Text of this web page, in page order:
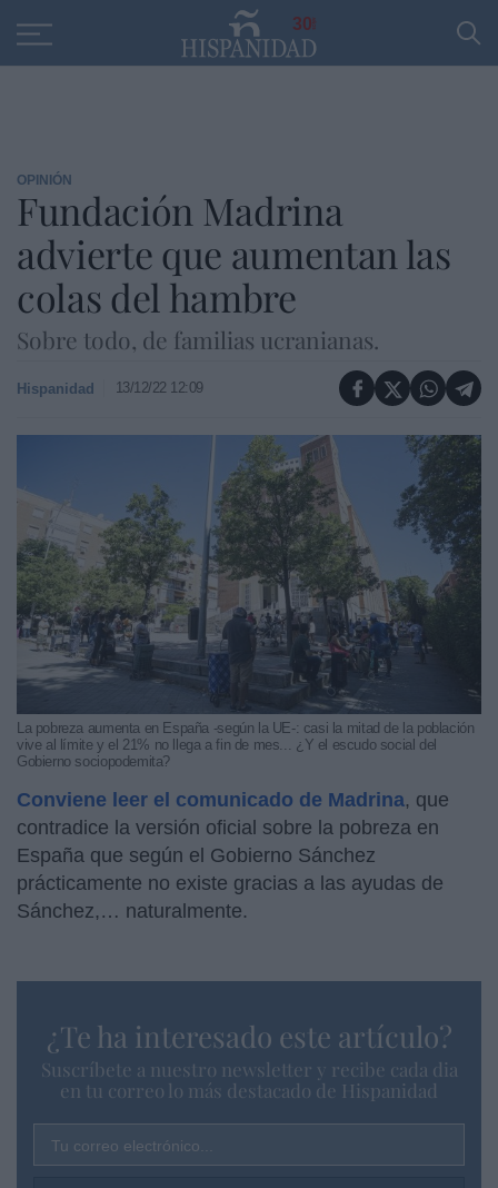
30
OPINIÓN
Fundación Madrina
advierte que aumentan las
colas del hambre
Sobre todo, de familias ucranianas.
Hispanidad 13/12/22 12:09
La pobreza aumenta en España -según la UE-: casi la mitad de la población
vive al límite y el 21% no llega a fin de mes... ¿Y el escudo social del
Gobierno sociopodemita?
Conviene leer el comunicado de Madrina, que
contradice la versión oficial sobre la pobreza en
España que según el Gobierno Sánchez
prácticamente no existe gracias a las ayudas de
Sánchez,… naturalmente.
¿Te ha interesado este artículo?
Suscríbete a nuestro newsletter y recibe cada dia
en tu correo lo más destacado de Hispanidad
Tu correo electrónico...